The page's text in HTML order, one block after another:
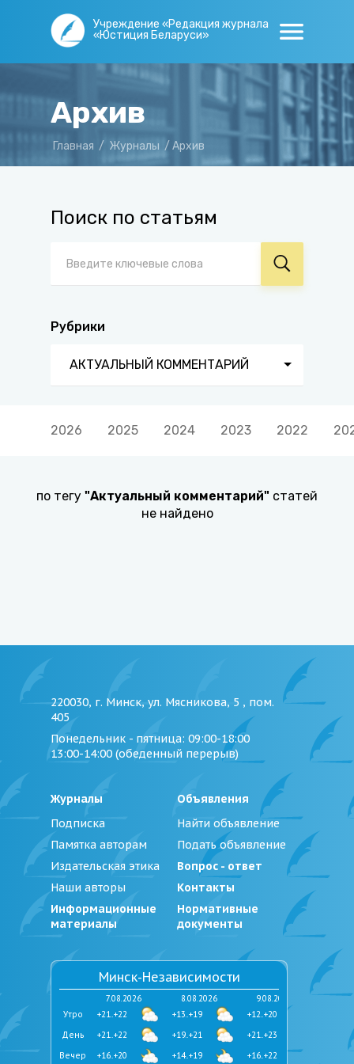
Учреждение «Редакция журнала
«Юстиция Беларуси»
Архив
Главная / Журналы / Архив
Поиск по статьям
Рубрики
АКТУАЛЬНЫЙ КОММЕНТАРИЙ
2026 2025 2024 2023 2022
по тегу "Актуальный комментарий" статей
не найдено
220030, г. Минск, ул. Мясникова, 5 , пом.
405
Понедельник - пятница: 09:00-18:00
13:00-14:00 (обеденный перерыв)
Журналы
Подписка
Памятка авторам
Издательская этика
Наши авторы
Информационные
материалы
Объявления
Найти объявление
Подать объявление
Вопрос - ответ
Контакты
Нормативные
документы
Минск-Независимости
7.08.2026
+21..+22
+21..+22
+16..+20
8.08.2026
+13..+19
+19..+21
+14..+19
9.08.2026
+12..+20
+21..+23
+16..+22
Вечер
День
Утро